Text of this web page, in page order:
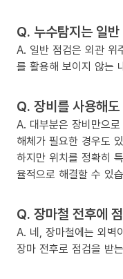
Q. 누수탐지는 일
A. 일반 점검은 외관 위
를 활용해 보이지 않는
Q. 장비를 사용해
A. 대부분은 장비만으
해체가 필요한 경우도
하지만 위치를 정확히
율적으로 해결할 수 있
Q. 장마철 전후에
A. 네, 장마철에는 외벽
장마 전후로 점검을 받